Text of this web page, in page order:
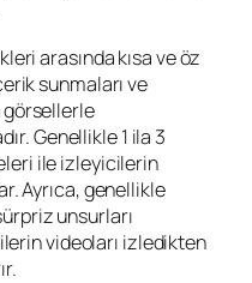
arasında kısa ve öz
sunmaları ve
görsellerle
Genellikle 1 ila 3
ile izleyicilerin
Ayrıca, genellikle
unsurları
videoları izledikten